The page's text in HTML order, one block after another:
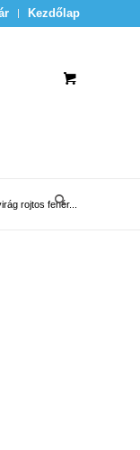
Kezdőlap
rojtos fehér...